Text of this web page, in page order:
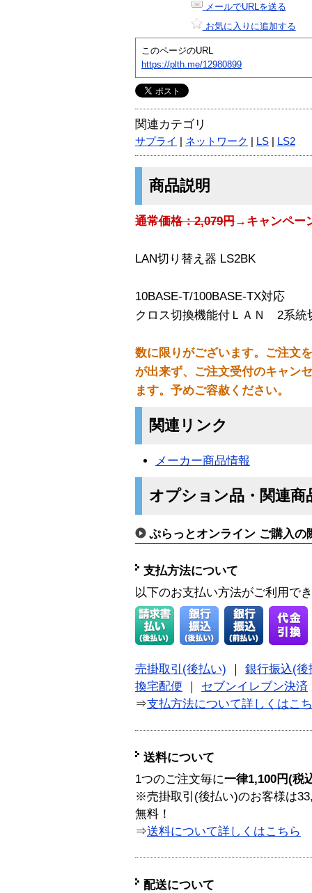
メールでURLを送る
お気に入りに追加する
このページのURL
https://plth.me/12980899
関連カテゴリ
サプライ ネットワーク LS LS2
商品説明
通常価格：2,079円→キャンペー
LAN切り替え器 LS2BK
10BASE-T/100BASE-TX対応
クロス切換機能付ＬＡＮ 2系統
数に限りがございます。ご注文
が出来ず、ご注文受付のキャン
ます。予めご容赦ください。
関連リンク
メーカー商品情報
オプション品・関連商
ぷらっとオンライン ご購入の
支払方法について
以下のお支払い方法がご利用で
売掛取引(後払い)
銀行振込(後
換宅配便
セブンイレブン決済
⇒支払方法について詳しくはこ
送料について
1つのご注文毎に一律1,100円(税
※売掛取引(後払い)のお客様は
無料！
⇒送料について詳しくはこちら
配送について